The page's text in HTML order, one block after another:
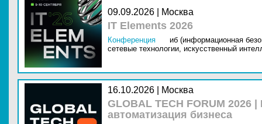
09.09.2026 | Москва
IT Elements 2026
Конференция
иб (информационная
сетевые технологии, искусственный
16.10.2026 | Москва
GLOBAL TECH FORUM
автоматизация бизнеса